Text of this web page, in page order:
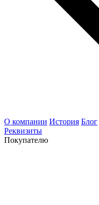
О компании История Блог
Реквизиты
Покупателю